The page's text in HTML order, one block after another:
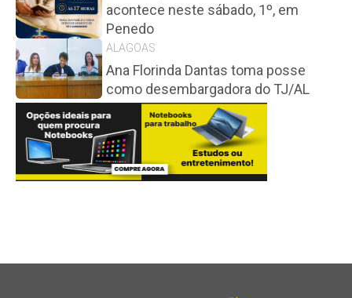
acontece neste sábado, 1º, em
Penedo
ALAGOAS
Ana Florinda Dantas toma posse
como desembargadora do TJ/AL